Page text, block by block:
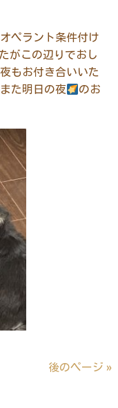
ペラント条件付け
がこの辺りでおし
もお付き合いいた
また明日の夜
のお
後のページ »